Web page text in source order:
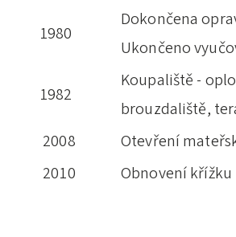
1980
Dokončena
Ukončeno
1982
Koupaliště -
brouzdaliště,
2008
Otevření
2010
Obnovení křížku